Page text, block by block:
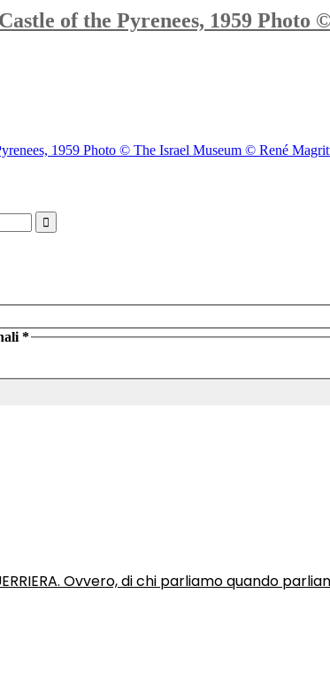
of the Pyrenees, 1959
1959 Photo © The Israel Museum © René
*
Ovvero, di chi parliamo quando